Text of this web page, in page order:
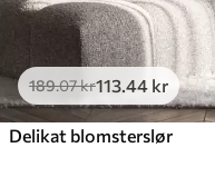
189.07kr113 .44 kr
Delikat blomsterslør